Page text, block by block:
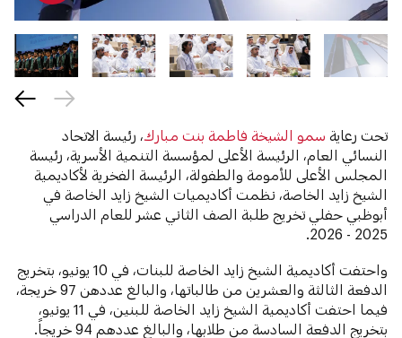
تحت رعاية سمو الشيخة فاطمة بنت مبارك، رئيسة الاتحاد
النسائي العام، الرئيسة الأعلى لمؤسسة التنمية الأسرية، رئيسة
المجلس الأعلى للأمومة والطفولة، الرئيسة الفخرية لأكاديمية
الشيخ زايد الخاصة، نظمت أكاديميات الشيخ زايد الخاصة في
أبوظبي حفلي تخريج طلبة الصف الثاني عشر للعام الدراسي
2025 - 2026.
واحتفت أكاديمية الشيخ زايد الخاصة للبنات، في 10 يونيو، بتخريج
الدفعة الثالثة والعشرين من طالباتها، والبالغ عددهن 97 خريجة،
فيما احتفت أكاديمية الشيخ زايد الخاصة للبنين، في 11 يونيو،
بتخريج الدفعة السادسة من طلابها، والبالغ عددهم 94 خريجاً.